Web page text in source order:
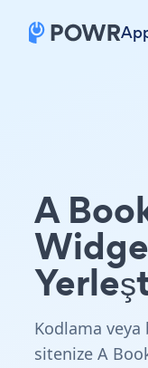
A
Kodlama veya
sitenize A